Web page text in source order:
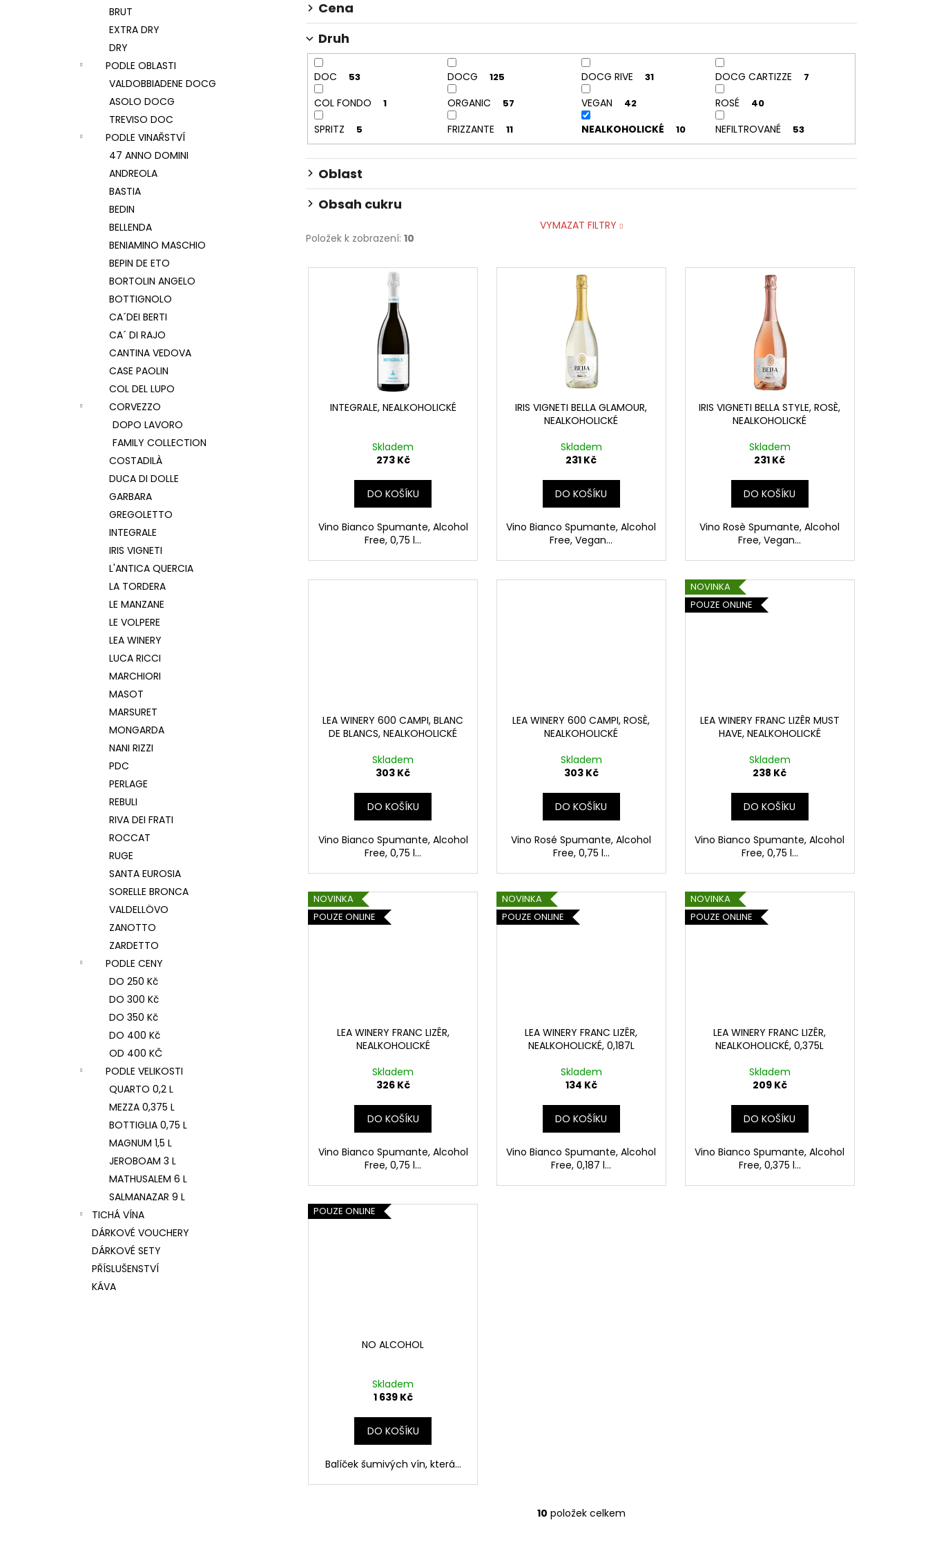
BRUT
EXTRA DRY
DRY
PODLE OBLASTI
VALDOBBIADENE DOCG
ASOLO DOCG
TREVISO DOC
PODLE VINAŘSTVÍ
47 ANNO DOMINI
ANDREOLA
BASTIA
BEDIN
BELLENDA
BENIAMINO MASCHIO
BEPIN DE ETO
BORTOLIN ANGELO
BOTTIGNOLO
CA´DEI BERTI
CA´ DI RAJO
CANTINA VEDOVA
CASE PAOLIN
COL DEL LUPO
CORVEZZO
DOPO LAVORO
FAMILY COLLECTION
COSTADILÀ
DUCA DI DOLLE
GARBARA
GREGOLETTO
INTEGRALE
IRIS VIGNETI
L'ANTICA QUERCIA
LA TORDERA
LE MANZANE
LE VOLPERE
LEA WINERY
LUCA RICCI
MARCHIORI
MASOT
MARSURET
MONGARDA
NANI RIZZI
PDC
PERLAGE
REBULI
RIVA DEI FRATI
ROCCAT
RUGE
SANTA EUROSIA
SORELLE BRONCA
VALDELLÖVO
ZANOTTO
ZARDETTO
PODLE CENY
DO 250 Kč
DO 300 Kč
DO 350 Kč
DO 400 Kč
OD 400 KČ
PODLE VELIKOSTI
QUARTO 0,2 L
MEZZA 0,375 L
BOTTIGLIA 0,75 L
MAGNUM 1,5 L
JEROBOAM 3 L
MATHUSALEM 6 L
SALMANAZAR 9 L
TICHÁ VÍNA
DÁRKOVÉ VOUCHERY
DÁRKOVÉ SETY
PŘÍSLUŠENSTVÍ
KÁVA
u
k
t
ů
Cena
Druh
DOC 53 DOCG 125 DOCG RIVE 31 DOCG CARTIZZE 7
COL FONDO 1 ORGANIC 57 VEGAN 42 ROSÉ 40
SPRITZ 5 FRIZZANTE 11 NEALKOHOLICKÉ 10 NEFILTROVANÉ 53
Oblast
Obsah cukru
VYMAZAT FILTRY
Položek k zobrazení: 10
V
INTEGRALE, NEALKOHOLICKÉ
Skladem
273 Kč
DO KOŠÍKU
Vino Bianco Spumante, Alcohol
Free, 0,75 l...
IRIS VIGNETI BELLA GLAMOUR,
NEALKOHOLICKÉ
Skladem
231 Kč
DO KOŠÍKU
Vino Bianco Spumante, Alcohol
Free, Vegan...
IRIS VIGNETI BELLA STYLE, ROSÈ,
NEALKOHOLICKÉ
Skladem
231 Kč
DO KOŠÍKU
Vino Rosè Spumante, Alcohol
Free, Vegan...
LEA WINERY 600 CAMPI, BLANC
DE BLANCS, NEALKOHOLICKÉ
Skladem
303 Kč
DO KOŠÍKU
Vino Bianco Spumante, Alcohol
Free, 0,75 l...
LEA WINERY 600 CAMPI, ROSÈ,
NEALKOHOLICKÉ
Skladem
303 Kč
DO KOŠÍKU
Vino Rosé Spumante, Alcohol
Free, 0,75 l...
NOVINKA
POUZE ONLINE
LEA WINERY FRANC LIZÊR MUST
HAVE, NEALKOHOLICKÉ
Skladem
238 Kč
DO KOŠÍKU
Vino Bianco Spumante, Alcohol
Free, 0,75 l...
NOVINKA
POUZE ONLINE
LEA WINERY FRANC LIZÊR,
NEALKOHOLICKÉ
Skladem
326 Kč
DO KOŠÍKU
Vino Bianco Spumante, Alcohol
Free, 0,75 l...
NOVINKA
POUZE ONLINE
LEA WINERY FRANC LIZÊR,
NEALKOHOLICKÉ, 0,187L
Skladem
134 Kč
DO KOŠÍKU
Vino Bianco Spumante, Alcohol
Free, 0,187 l...
NOVINKA
POUZE ONLINE
LEA WINERY FRANC LIZÊR,
NEALKOHOLICKÉ, 0,375L
Skladem
209 Kč
DO KOŠÍKU
Vino Bianco Spumante, Alcohol
Free, 0,375 l...
POUZE ONLINE
NO ALCOHOL
Skladem
1 639 Kč
DO KOŠÍKU
Balíček šumivých vín, která...
O
10 položek celkem